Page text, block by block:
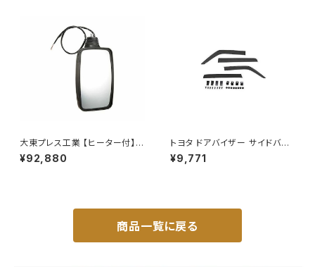
大東プレス工業 【ヒーター付】
ハイウェイミラー リモコン+ヒー
ター付 DI-6121CXE
¥92,880
トヨタ ドアバイザー サイドバイ
ザー タンク 900系 ルーミー 9
00系 M900A M910A サイドド
¥9,771
商品一覧に戻る